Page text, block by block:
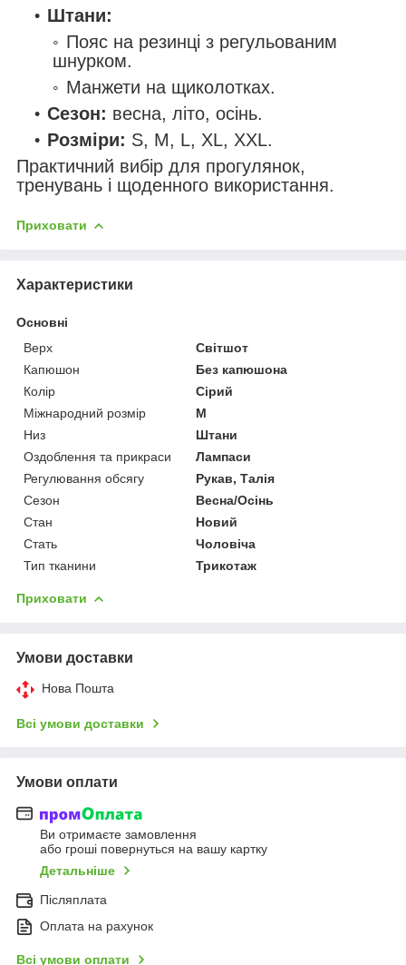
Штани:
Пояс на резинці з регульованим
шнурком.
Манжети на щиколотках.
Сезон: весна, літо, осінь.
Розміри: S, M, L, XL, XXL.
Практичний вибір для прогулянок,
тренувань і щоденного використання.
Приховати
Характеристики
Основні
Верх
Світшот
Капюшон
Без капюшона
Колір
Сірий
Міжнародний розмір
M
Низ
Штани
Оздоблення та прикраси
Лампаси
Регулювання обсягу
Рукав, Талія
Сезон
Весна/Осінь
Стан
Новий
Стать
Чоловіча
Тип тканини
Трикотаж
Приховати
Умови доставки
Нова Пошта
Всі умови доставки
Умови оплати
Ви отримаєте замовлення
або гроші повернуться на вашу картку
Детальніше
Післяплата
Оплата на рахунок
Всі умови оплати